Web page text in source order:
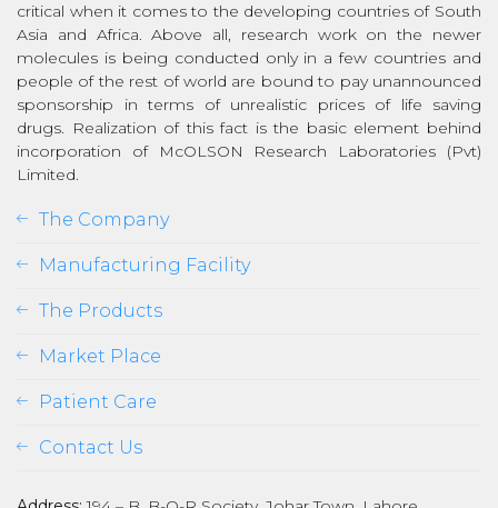
critical when it comes to the developing countries of South
Asia and Africa. Above all, research work on the newer
molecules is being conducted only in a few countries and
people of the rest of world are bound to pay unannounced
sponsorship in terms of unrealistic prices of life saving
drugs. Realization of this fact is the basic element behind
incorporation of McOLSON Research Laboratories (Pvt)
Limited.
The Company
Manufacturing Facility
The Products
Market Place
Patient Care
Contact Us